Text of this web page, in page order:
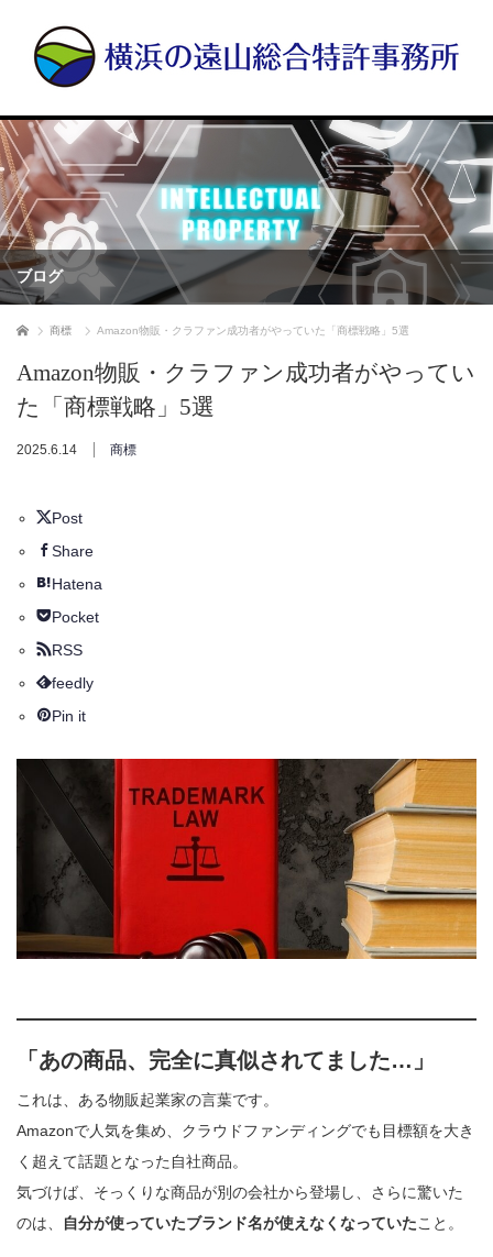
ブログ
ホーム 商標 Amazon物販・クラファン成功者がやっていた「商標戦略」5選
Amazon物販・クラファン成功者がやってい
た「商標戦略」5選
2025.6.14 商標
Post
Share
Hatena
Pocket
RSS
feedly
Pin it
「あの商品、完全に真似されてました…」
これは、ある物販起業家の言葉です。
Amazonで人気を集め、クラウドファンディングでも目標額を大き
く超えて話題となった自社商品。
気づけば、そっくりな商品が別の会社から登場し、さらに驚いた
のは、
自分が使っていたブランド名が使えなくなっていたこと。